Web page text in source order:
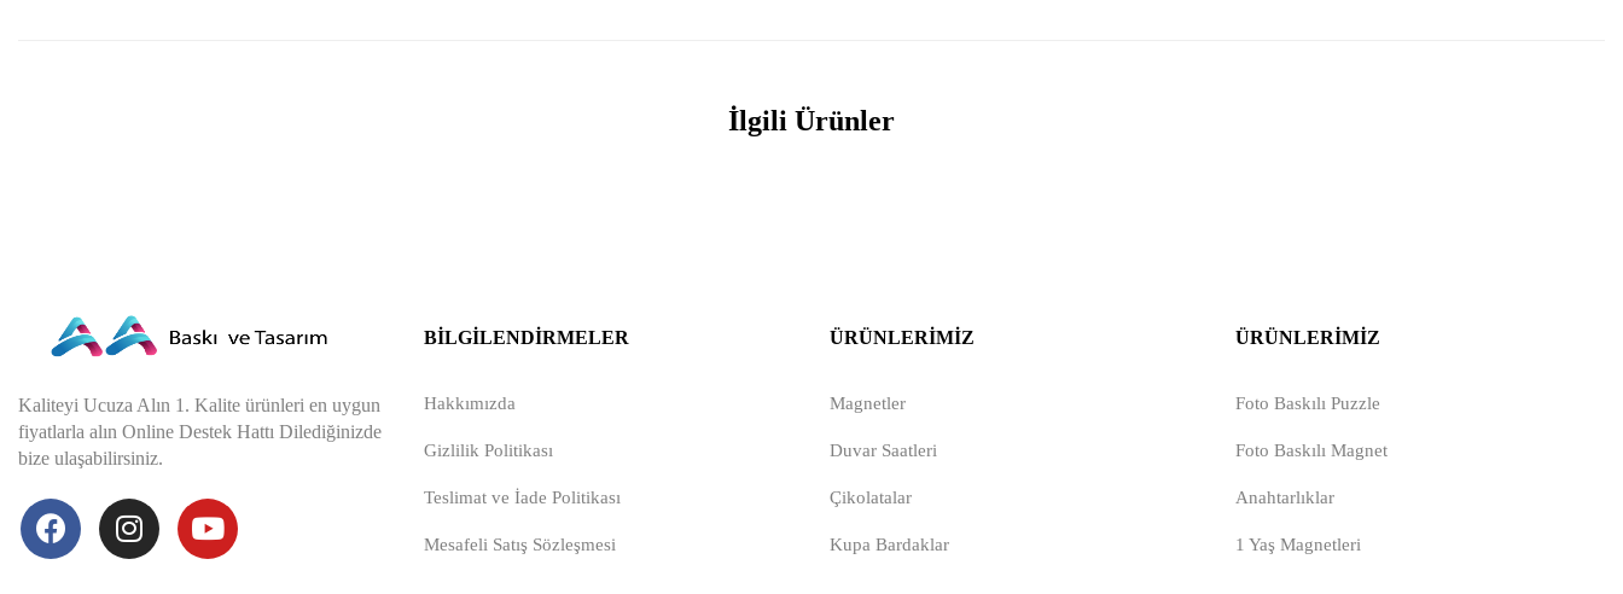
İlgili Ürünler
Kaliteyi Ucuza Alın 1. Kalite ürünleri en uygun
fiyatlarla alın Online Destek Hattı Dilediğinizde
bize ulaşabilirsiniz.
BILGILENDIRMELER
Hakkımızda
Gizlilik Politikası
Teslimat ve İade Politikası
Mesafeli Satış Sözleşmesi
ÜRÜNLERIMIZ
Magnetler
Duvar Saatleri
Çikolatalar
Kupa Bardaklar
ÜRÜNLERIMIZ
Foto Baskılı Puzzle
Foto Baskılı Magnet
Anahtarlıklar
1 Yaş Magnetleri